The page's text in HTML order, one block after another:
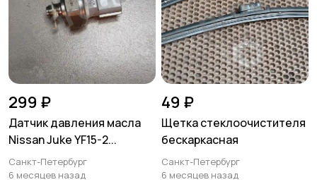
299 ₽
Датчик давления масла
Nissan Juke YF15-2...
Санкт-Петербург
6 месяцев назад
49 ₽
Щетка стеклоочистителя
бескаркасная
Санкт-Петербург
6 месяцев назад